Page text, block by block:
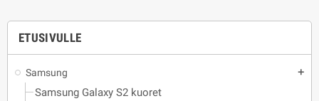
ETUSIVULLE
Samsung add
Samsung Galaxy S2 kuoret